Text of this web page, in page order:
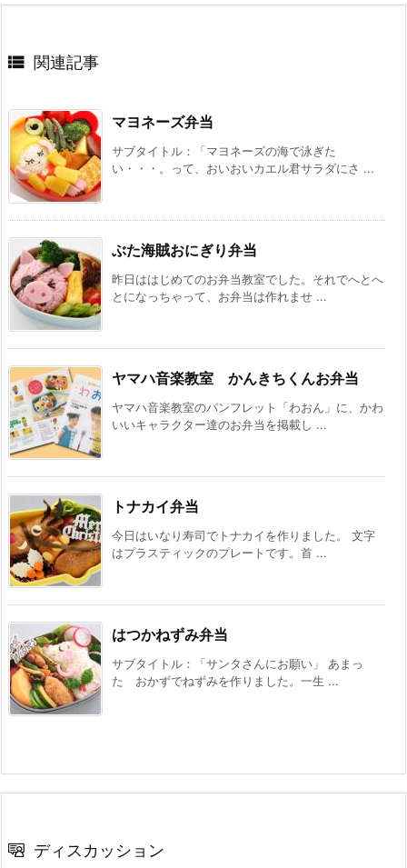
 関連記事
マヨネーズ弁当
サブタイトル：「マヨネーズの海で泳ぎた
い・・・。って、おいおいカエル君サラダにさ ...
ぶた海賊おにぎり弁当
昨日ははじめてのお弁当教室でした。それでへとへ
とになっちゃって、お弁当は作れませ ...
ヤマハ音楽教室 かんきちくんお弁当
ヤマハ音楽教室のパンフレット「わおん」に、かわ
いいキャラクター達のお弁当を掲載し ...
トナカイ弁当
今日はいなり寿司でトナカイを作りました。 文字
はプラスティックのプレートです。首 ...
はつかねずみ弁当
サブタイトル：「サンタさんにお願い」 あまっ
た おかずでねずみを作りました。一生 ...
ディスカッション